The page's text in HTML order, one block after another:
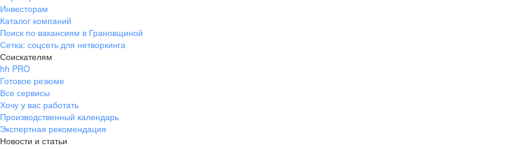
Инвесторам
Каталог компаний
Поиск по вакансиям в Грановщиной
Сетка: соцсеть для нетворкинга
Соискателям
hh PRO
Готовое резюме
Все сервисы
Хочу у вас работать
Производственный календарь
Экспертная рекомендация
Новости и статьи